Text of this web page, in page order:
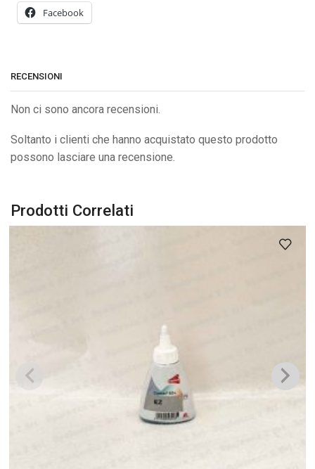
Facebook
RECENSIONI
Non ci sono ancora recensioni.
Soltanto i clienti che hanno acquistato questo prodotto
possono lasciare una recensione.
Prodotti Correlati